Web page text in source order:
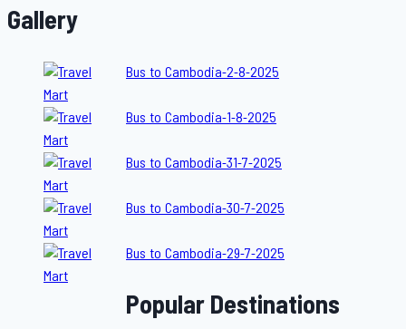
Gallery
Bus to Cambodia-2-8-2025
Bus to Cambodia-1-8-2025
Bus to Cambodia-31-7-2025
Bus to Cambodia-30-7-2025
Bus to Cambodia-29-7-2025
Popular Destinations